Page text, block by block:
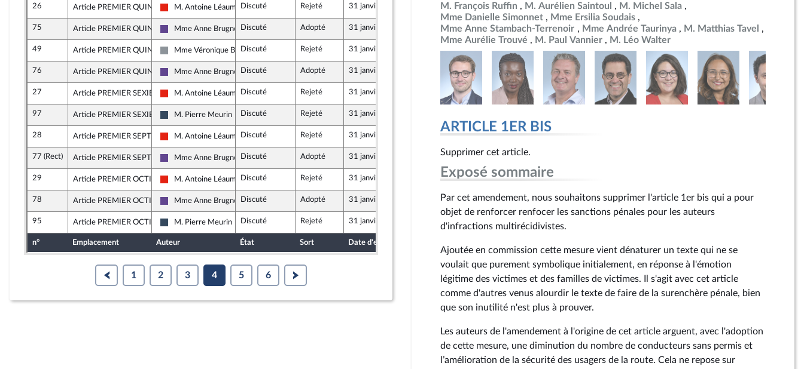
26 Article PREMIER QUINQUIES
La France insoumise - Nouvelle Union Populaire écologique et sociale
M. Antoine LéaumentDiscuté Rejeté 31 janvier 2024 25 janvier 2024
75 Article PREMIER QUINQUIES, alinéa 4
Renaissance
Mme Anne BrugneraDiscuté Adopté 31 janvier 2024 25 janvier 2024
49 Article PREMIER QUINQUIES, alinéa 11
Non inscrit
Mme Véronique BesseDiscuté Rejeté 31 janvier 2024
76 Article PREMIER QUINQUIES, alinéa 15
Renaissance
Mme Anne BrugneraDiscuté Adopté 31 janvier 2024 25 janvier 2024
27 Article PREMIER SEXIES
La France insoumise - Nouvelle Union Populaire écologique et sociale
M. Antoine LéaumentDiscuté Rejeté 31 janvier 2024 25 janvier 2024
97 Article PREMIER SEXIES, alinéa 5
Rassemblement National
M. Pierre Meurin Discuté Rejeté 31 janvier 2024
28 Article PREMIER SEPTIES
La France insoumise - Nouvelle Union Populaire écologique et sociale
M. Antoine LéaumentDiscuté Rejeté 31 janvier 2024 25 janvier 2024
77 (Rect) Article PREMIER SEPTIES, alinéa 14
Renaissance
Mme Anne BrugneraDiscuté Adopté 31 janvier 2024 25 janvier 2024
29 Article PREMIER OCTIES
La France insoumise - Nouvelle Union Populaire écologique et sociale
M. Antoine LéaumentDiscuté Rejeté 31 janvier 2024 25 janvier 2024
78 Article PREMIER OCTIES, alinéa 2
Renaissance
Mme Anne BrugneraDiscuté Adopté 31 janvier 2024 25 janvier 2024
95 Article PREMIER OCTIES, alinéa 2
Rassemblement National
M. Pierre Meurin Discuté Rejeté 31 janvier 2024 25 janvier 2024
n° Emplacement Auteur État Sort Date d'examen
1 2 3 4 5 6
M. François Ruffin
M. Aurélien Saintoul
M. Michel Sala
Mme Danielle Simonnet
Mme Ersilia Soudais
Mme Anne Stambach-Terrenoir
Mme Andrée Taurinya
M. Matthias Tavel
Mme Aurélie Trouvé
M. Paul Vannier M. Léo Walter
ARTICLE 1ER BIS
Supprimer cet article.
Exposé sommaire
Par cet amendement, nous souhaitons supprimer l'article 1er bis qui a pour
objet de renforcer renfocer les sanctions pénales pour les auteurs
d'infractions multirécidivistes.
Ajoutée en commission cette mesure vient dénaturer un texte qui ne se
voulait que purement symbolique initialement, en réponse à l'émotion
légitime des victimes et des familles de victimes. Il s'agit avec cet article
comme d'autres venus alourdir le texte de faire de la surenchère pénale, bien
que son inutilité n'est plus à prouver.
Les auteurs de l'amendement à l'origine de cet article arguent, avec l'adoption
de cette mesure, une diminution du nombre de conducteurs sans permis et
l’amélioration de la sécurité des usagers de la route. Cela ne repose sur